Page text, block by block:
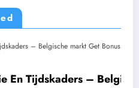
Tijdskaders – Belgische